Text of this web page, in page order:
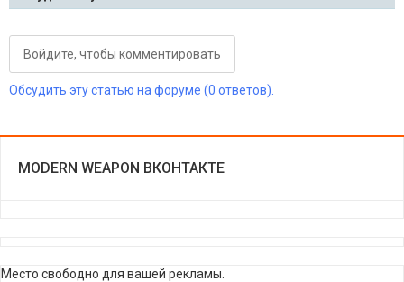
Войдите, чтобы комментировать
Обсудить эту статью на форуме (0 ответов).
MODERN WEAPON ВКОНТАКТЕ
Место свободно для вашей рекламы.